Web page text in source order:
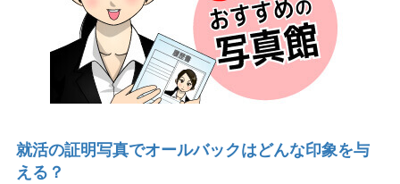
就活の証明写真でオールバックはどんな印象を与
える？